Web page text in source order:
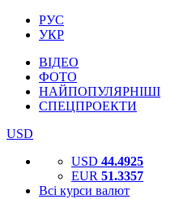
РУС
УКР
ВІДЕО
ФОТО
НАЙПОПУЛЯРНІШІ
СПЕЦПРОЕКТИ
USD
USD 44.4925
EUR 51.3357
Всі курси валют